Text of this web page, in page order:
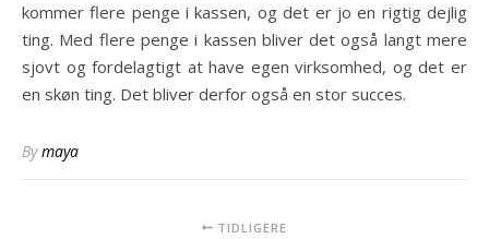
kommer flere penge i kassen, og det er jo en rigtig dejlig
ting. Med flere penge i kassen bliver det også langt mere
sjovt og fordelagtigt at have egen virksomhed, og det er
en skøn ting. Det bliver derfor også en stor succes.
Bymaya
TIDLIGERE